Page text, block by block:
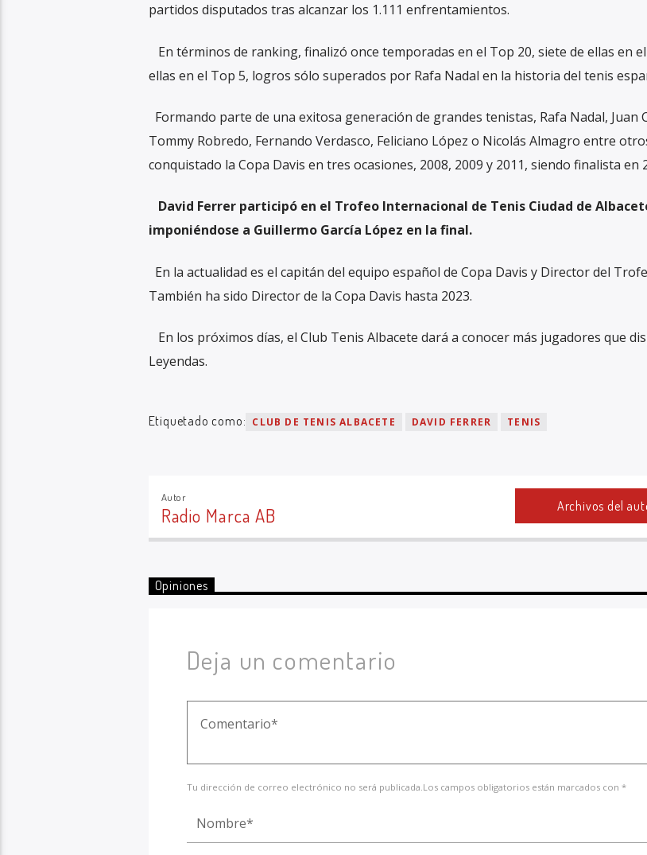
partidos disputados tras alcanzar los 1.111 enfrentamientos.
En términos de ranking, finalizó once temporadas en el Top 20, siete de ellas en
ellas en el Top 5, logros sólo superados por Rafa Nadal en la historia del tenis
Formando parte de una exitosa generación de grandes tenistas, Rafa Nadal, Juan
Tommy Robredo, Fernando Verdasco, Feliciano López o Nicolás Almagro entre
conquistado la Copa Davis en tres ocasiones, 2008, 2009 y 2011, siendo finalista en
David Ferrer participó en el Trofeo Internacional de Tenis Ciudad de
imponiéndose a Guillermo García López en la final.
En la actualidad es el capitán del equipo español de Copa Davis y Director del
También ha sido Director de la Copa Davis hasta 2023.
En los próximos días, el Club Tenis Albacete dará a conocer más jugadores que
Leyendas.
Etiquetado como: CLUB DE TENIS ALBACETE DAVID FERRER TENIS
Autor
Radio Marca AB Archivos del
Opiniones
Deja un comentario
Tu dirección de correo electrónico no será publicada.Los campos obligatorios están marcados con *